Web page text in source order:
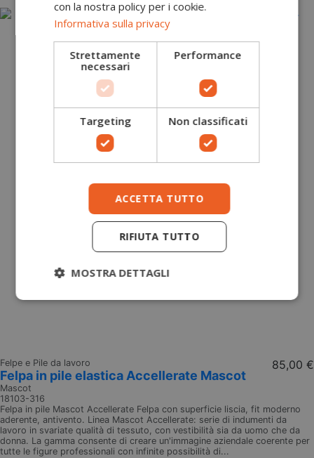
Felpe e Pile da lavoro
Felpa in pile elastica Accellerate Mascot
Mascot
18103-316
85,00 €
Felpa in pile Mascot Accellerate Felpa con superficie liscia, fit moderno
aderente, antivento. Linea Mascot Accellerate: serie di indumenti da
lavoro in svariate qualità di tessuto, con vestibilità sia da uomo che da
donna. La gamma consente di creare un'immagine aziendale coerente per
tutte le figure professionali con infinite possibilità di...
con la nostra policy per i cookie.
Informativa sulla privacy
Strettamente
necessari
Performance
Targeting Non classificati
ACCETTA TUTTO
RIFIUTA TUTTO
MOSTRA DETTAGLI